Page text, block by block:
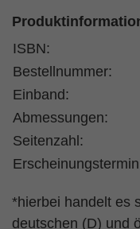
ISBN:
Bestellnummer:
Einband:
Abmessungen:
Seitenzahl:
*hierbei handelt es
deutschen (D) und